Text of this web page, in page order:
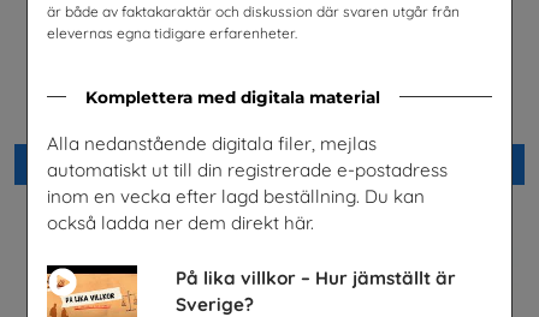
är både av faktakaraktär och diskussion där svaren utgår från
elevernas egna tidigare erfarenheter.
Komplettera med digitala material
Alla nedanstående digitala filer, mejlas
automatiskt ut till din registrerade e-postadress
inom en vecka efter lagd beställning. Du kan
också ladda ner dem direkt här.
På lika villkor – Hur jämställt är
Sverige?
Sobona
Beställ 0kr
Installatörsföretagen Service i
Beställ 0kr